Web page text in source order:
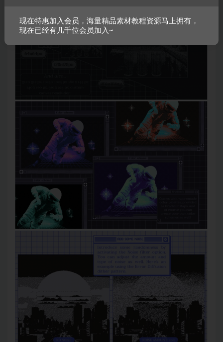
现在特惠加入会员，海量精品素材教程资源马上拥有，
现在已经有几千位会员加入~